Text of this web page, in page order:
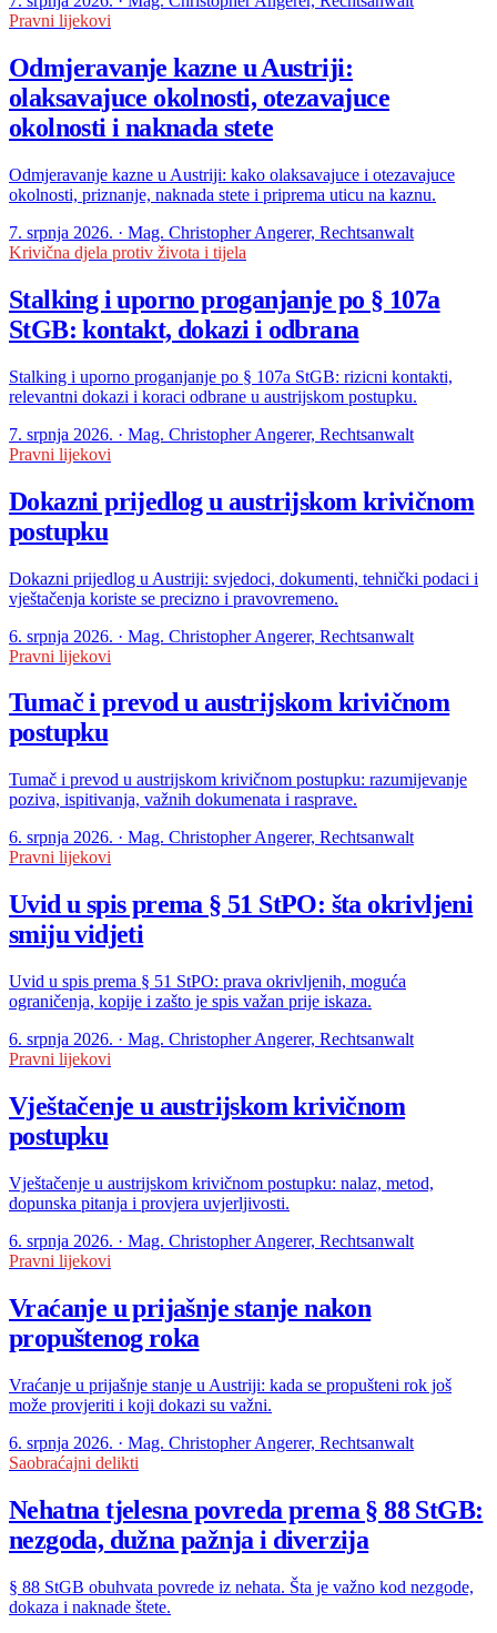
Pravni lijekovi
Odmjeravanje kazne u Austriji:
olaksavajuce okolnosti, otezavajuce
okolnosti i naknada stete
Odmjeravanje kazne u Austriji: kako olaksavajuce i otezavajuce
okolnosti, priznanje, naknada stete i priprema uticu na kaznu.
7. srpnja 2026. · Mag. Christopher Angerer, Rechtsanwalt
Krivična djela protiv života i tijela
Stalking i uporno proganjanje po § 107a
StGB: kontakt, dokazi i odbrana
Stalking i uporno proganjanje po § 107a StGB: rizicni kontakti,
relevantni dokazi i koraci odbrane u austrijskom postupku.
7. srpnja 2026. · Mag. Christopher Angerer, Rechtsanwalt
Pravni lijekovi
Dokazni prijedlog u austrijskom krivičnom
postupku
Dokazni prijedlog u Austriji: svjedoci, dokumenti, tehnički podaci i
vještačenja koriste se precizno i pravovremeno.
6. srpnja 2026. · Mag. Christopher Angerer, Rechtsanwalt
Pravni lijekovi
Tumač i prevod u austrijskom krivičnom
postupku
Tumač i prevod u austrijskom krivičnom postupku: razumijevanje
poziva, ispitivanja, važnih dokumenata i rasprave.
6. srpnja 2026. · Mag. Christopher Angerer, Rechtsanwalt
Pravni lijekovi
Uvid u spis prema § 51 StPO: šta okrivljeni
smiju vidjeti
Uvid u spis prema § 51 StPO: prava okrivljenih, moguća
ograničenja, kopije i zašto je spis važan prije iskaza.
6. srpnja 2026. · Mag. Christopher Angerer, Rechtsanwalt
Pravni lijekovi
Vještačenje u austrijskom krivičnom
postupku
Vještačenje u austrijskom krivičnom postupku: nalaz, metod,
dopunska pitanja i provjera uvjerljivosti.
6. srpnja 2026. · Mag. Christopher Angerer, Rechtsanwalt
Pravni lijekovi
Vraćanje u prijašnje stanje nakon
propuštenog roka
Vraćanje u prijašnje stanje u Austriji: kada se propušteni rok još
može provjeriti i koji dokazi su važni.
6. srpnja 2026. · Mag. Christopher Angerer, Rechtsanwalt
Saobraćajni delikti
Nehatna tjelesna povreda prema § 88 StGB:
nezgoda, dužna pažnja i diverzija
§ 88 StGB obuhvata povrede iz nehata. Šta je važno kod nezgode,
dokaza i naknade štete.